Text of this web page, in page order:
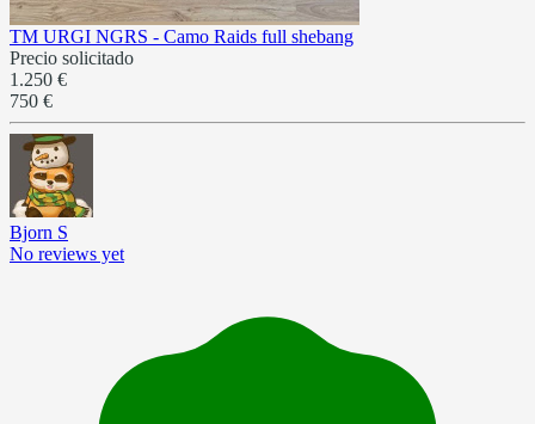
TM URGI NGRS - Camo Raids full shebang
Precio solicitado
1.250 €
750 €
Bjorn S
No reviews yet